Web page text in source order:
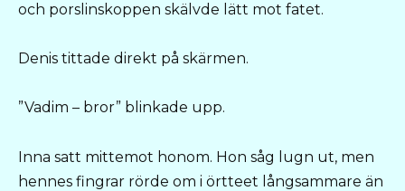
och porslinskoppen skälvde lätt mot fatet.
Denis tittade direkt på skärmen.
”Vadim – bror” blinkade upp.
Inna satt mittemot honom. Hon såg lugn ut, men
hennes fingrar rörde om i örtteet långsammare än